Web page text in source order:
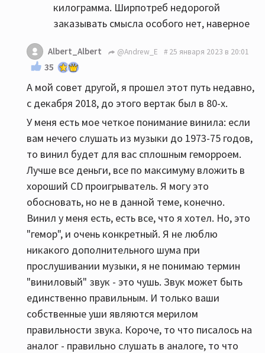
килограмма. Ширпотреб недорогой
заказывать смысла особого нет, наверное
Albert_Albert @Andrew_E 25 января 2023 в 20:01
35
А мой совет другой, я прошел этот путь недавно,
с декабря 2018, до этого вертак был в 80-х.
У меня есть мое четкое понимание винила: если
вам нечего слушать из музыки до 1973-75 годов,
то винил будет для вас сплошным геморроем.
Лучше все деньги, все по максимуму вложить в
хороший CD проигрыватель. Я могу это
обосновать, но не в данной теме, конечно.
Винил у меня есть, есть все, что я хотел. Но, это
"гемор", и очень конкретный. Я не люблю
никакого дополнительного шума при
прослушивании музыки, я не понимаю термин
"виниловый" звук - это чушь. Звук может быть
единственно правильным. И только ваши
собственные уши являются мерилом
правильности звука. Короче, то что писалось на
аналог - правильно слушать в аналоге, то что